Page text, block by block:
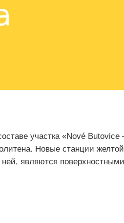
участка «Nové
Новые станции желтой
являются